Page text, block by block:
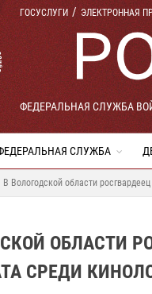
ГОСУСЛУГИ ЭЛЕКТРОННАЯ
ФЕДЕРАЛЬНАЯ СЛУЖБА
СЛУЖБА
В Вологодской области
ОБЛАСТИ
СРЕДИ